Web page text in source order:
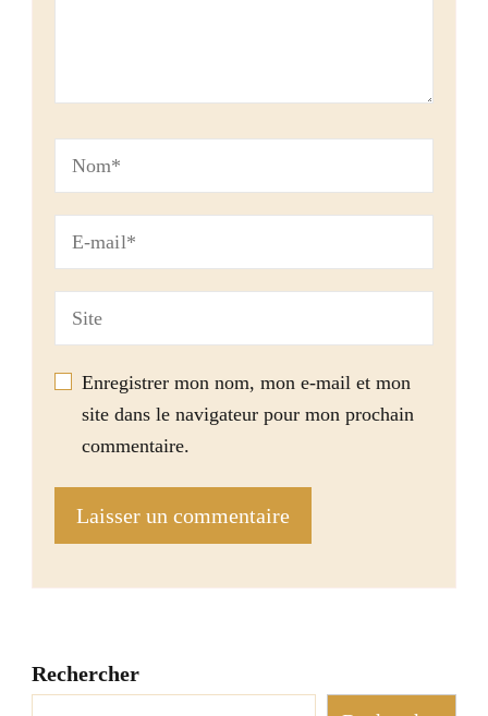
Enregistrer mon nom, mon e-mail et mon
site dans le navigateur pour mon prochain
commentaire.
Rechercher